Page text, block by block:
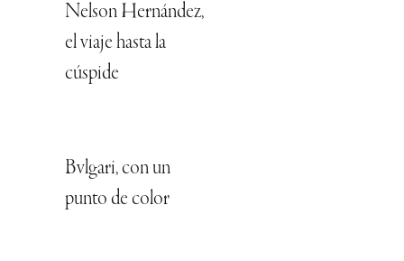
Nelson Hernández,
el viaje hasta la
cúspide
Bvlgari, con un
punto de color